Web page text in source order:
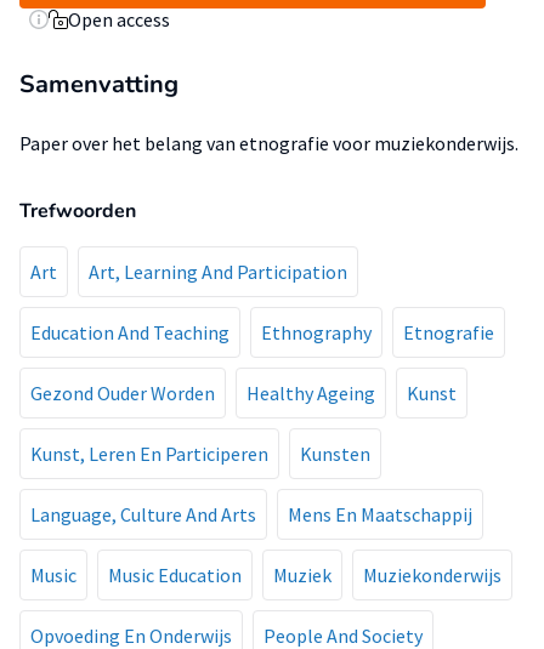
Open access
Samenvatting
Paper over het belang van etnografie voor muziekonderwijs.
Trefwoorden
Art Art, Learning And Participation
Education And Teaching Ethnography Etnografie
Gezond Ouder Worden Healthy Ageing Kunst
Kunst, Leren En Participeren Kunsten
Language, Culture And Arts Mens En Maatschappij
Music Music Education Muziek Muziekonderwijs
Opvoeding En Onderwijs People And Society